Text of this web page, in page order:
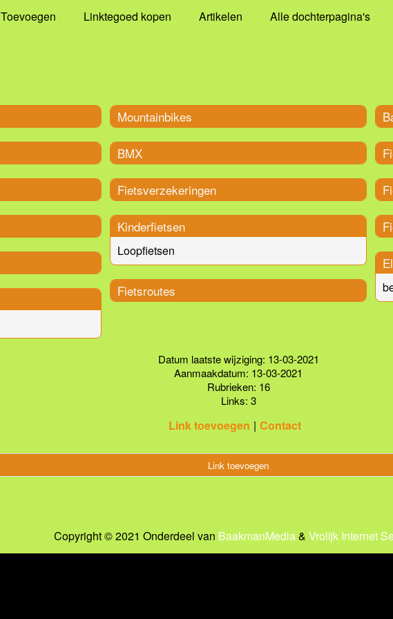
Toevoegen Linktegoed kopen Artikelen Alle dochterpagina's
Mountainbikes
BMX
Fietsverzekeringen
Kinderfietsen
Loopfietsen
Fietsroutes
Datum laatste wijziging: 13-03-2021
Aanmaakdatum: 13-03-2021
Rubrieken: 16
Links: 3
Link toevoegen Contact
Link toevoegen
Copyright © 2021 Onderdeel van BaakmanMedia& Vrolijk Internet